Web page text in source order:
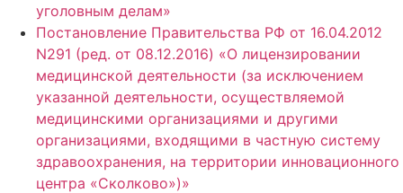
уголовным делам»
Постановление Правительства РФ от 16.04.2012
N291 (ред. от 08.12.2016) «О лицензировании
медицинской деятельности (за исключением
указанной деятельности, осуществляемой
медицинскими организациями и другими
организациями, входящими в частную систему
здравоохранения, на территории инновационного
центра «Сколково»)»